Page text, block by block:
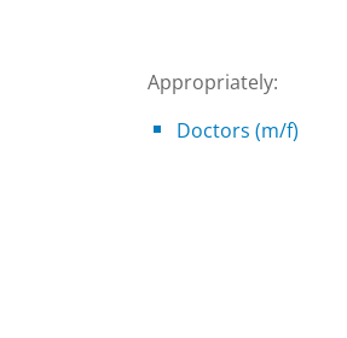
Appropriately:
Doctors (m/f)